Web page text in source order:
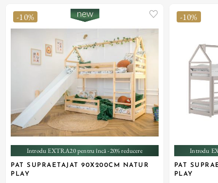
-10%
Introdu EXTRA20 pentru încă -20% reducere
PAT SUPRAETAJAT 90X200CM NATUR
PLAY
+ 2
-10%
Introdu
PAT
PLAY